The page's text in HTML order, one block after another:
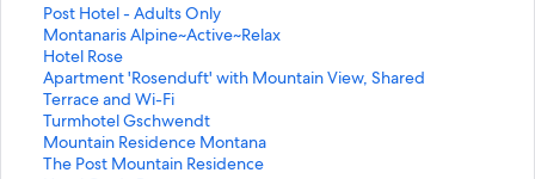
Post Hotel - Adults Only
E
n
l
a
c
e
p
a
Montanaris Alpine~Active~Relax
E
n
l
a
c
e
p
Hotel Rose
E
n
l
a
c
e
Apartment 'Rosenduft' with Mountain View, Shared
Terrace and Wi-Fi
E
n
l
a
c
Turmhotel Gschwendt
E
n
l
Mountain Residence Montana
E
n
The Post Mountain Residence
E